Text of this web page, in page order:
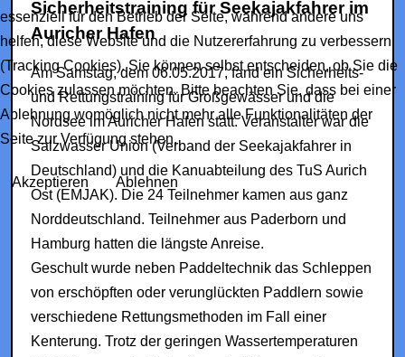
Sicherheitstraining für Seekajakfahrer im
Auricher Hafen
Am Samstag, dem 06.05.2017, fand ein Sicherheits-
und Rettungstraining für Großgewässer und die
Nordsee im Auricher Hafen statt. Veranstalter war die
Salzwasser Union (Verband der Seekajakfahrer in
Deutschland) und die Kanuabteilung des TuS Aurich
Ost (EMJAK). Die 24 Teilnehmer kamen aus ganz
Norddeutschland. Teilnehmer aus Paderborn und
Hamburg hatten die längste Anreise.
Geschult wurde neben Paddeltechnik das Schleppen
von erschöpften oder verunglückten Paddlern sowie
verschiedene Rettungsmethoden im Fall einer
Kenterung. Trotz der geringen Wassertemperaturen
essenziell für den Betrieb der Seite, während andere uns
helfen, diese Website und die Nutzererfahrung zu verbessern
(Tracking Cookies). Sie können selbst entscheiden, ob Sie die
Cookies zulassen möchten. Bitte beachten Sie, dass bei einer
Ablehnung womöglich nicht mehr alle Funktionalitäten der
Seite zur Verfügung stehen.
Akzeptieren Ablehnen